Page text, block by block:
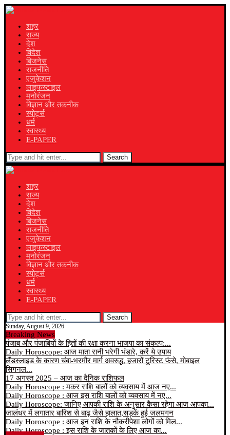
शहर
राज्य
देश
विदेश
बिजनेस
राजनीति
एजुकेशन
लाइफस्टाइल
मनोरंजन
विज्ञान और तकनीक
स्पोर्ट्स
धर्म
स्वास्थ्य
E-PAPER
Search
शहर
राज्य
देश
विदेश
बिजनेस
राजनीति
एजुकेशन
लाइफस्टाइल
मनोरंजन
विज्ञान और तकनीक
स्पोर्ट्स
धर्म
स्वास्थ्य
E-PAPER
Search
Sunday, August 9, 2026
Breaking News
पंजाब और पंजाबियों के हितों की रक्षा करना भाजपा का संकल्प:...
Daily Horoscope: आज माता रानी भरेगी भंडारे, करें ये उपाय
लैंडस्लाइड के कारण चंबा-भरमौर मार्ग अवरुद्ध, हजारों टूरिस्ट फंसे, मोबाइल
सिगनल...
17 अगस्त 2025 – आज का दैनिक राशिफल
Daily Horoscope : मकर राशि बालों को व्यवसाय में आज नए...
Daily Horoscope : आज इस राशि बालों को व्यवसाय में नए...
Daily Horoscope: जानिए आपकी राशि के अनुसार कैसा रहेगा आज आपका...
जालंधर में लगातार बारिश से बाढ़ जैसे हालात,सड़कें हुई जलमगन
Daily Horoscope : आज इन राशि के नौकरीपेशा लोगों को मिल...
Daily Horoscope : इस राशि के जातकों के लिए आज का...